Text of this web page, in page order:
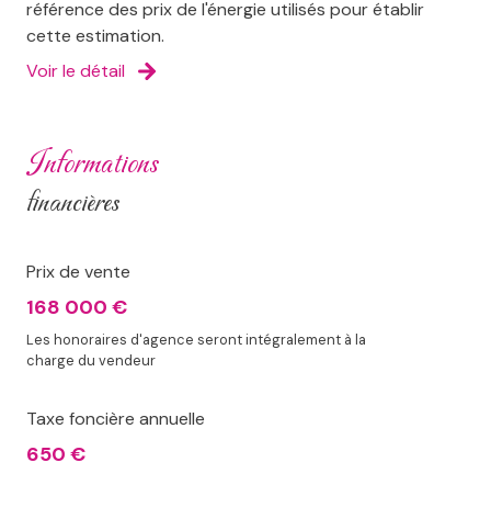
référence des prix de l'énergie utilisés pour établir
cette estimation.
Voir le détail
informations
financières
Prix de vente
168 000 €
Les honoraires d'agence seront intégralement à la
charge du vendeur
Taxe foncière annuelle
650 €